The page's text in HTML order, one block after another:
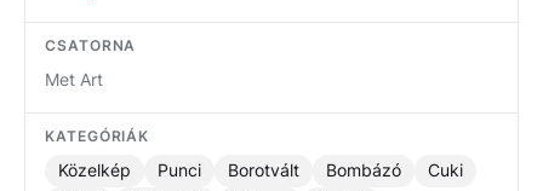
CSATORNA
Met Art
KATEGÓRIÁK
Közelkép Punci Borotvált Bombázó
Cuki